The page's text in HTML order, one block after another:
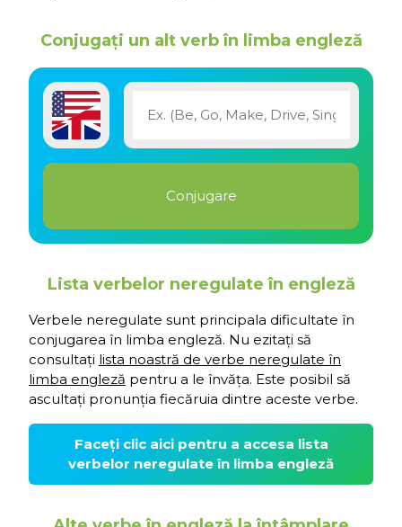
Conjugați un alt verb în limba engleză
Lista verbelor neregulate în engleză
Verbele neregulate sunt principala dificultate în
conjugarea în limba engleză. Nu ezitați să
consultați lista noastră de verbe neregulate în
limba engleză pentru a le învăța. Este posibil să
ascultați pronunția fiecăruia dintre aceste verbe.
Faceți clic aici pentru a accesa lista
verbelor neregulate în limba engleză